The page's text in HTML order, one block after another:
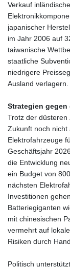
Verkauf
japanischer
im Jahr 2006 auf
taiwanische
staatliche
niedrigere
Ausland verlagern.
Strategien gegen
Trotz der düsteren
Zukunft noch
Elektrofahrzeuge
Geschäftsjahr
die Entwicklung
ein Budget von
nächsten
Investitionen
Batteriegiganten
mit chinesischen
vermehrt auf
Risiken durch
Politisch